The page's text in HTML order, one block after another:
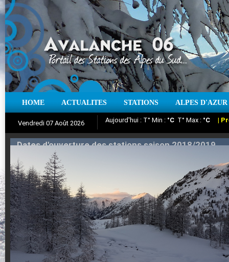
HOME ACTUALITES STATIONS ALPES D'AZUR
Vendredi 07 Août 2026
Aujourd'hui : T° Min :°CT° Max :°C |
Iso à 0° :m Neige sur 12 heures : cm
Suivez en direct l'actualité des stations